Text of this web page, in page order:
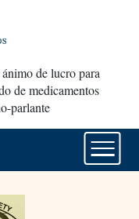
de lucro para
de medicamentos
parlante